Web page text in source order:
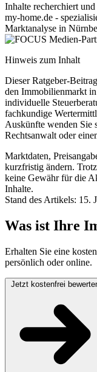
Inhalte recherchiert
my-home.de -
Marktanalyse in
Hinweis zum Inhalt
Dieser Ratgeber-
den Immobilienmarkt
individuelle
fachkundige
Auskünfte wenden Sie
Rechtsanwalt oder
Marktdaten,
kurzfristig ändern.
keine Gewähr für die
Inhalte.
Stand des Artikels: 15.
Was ist Ihre
Erhalten Sie eine
persönlich oder online.